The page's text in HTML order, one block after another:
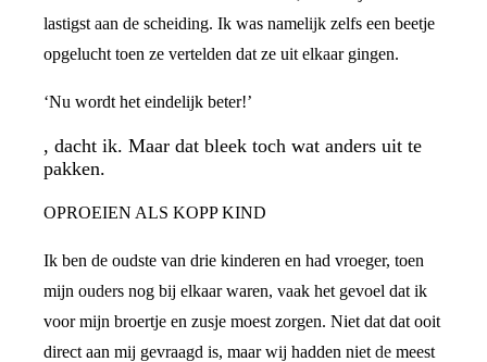
lastigst aan de scheiding. Ik was namelijk zelfs een beetje
opgelucht toen ze vertelden dat ze uit elkaar gingen.
‘Nu wordt het eindelijk beter!’
, dacht ik. Maar dat bleek toch wat anders uit te
pakken.
OPROEIEN ALS KOPP KIND
Ik ben de oudste van drie kinderen en had vroeger, toen
mijn ouders nog bij elkaar waren, vaak het gevoel dat ik
voor mijn broertje en zusje moest zorgen. Niet dat dat ooit
direct aan mij gevraagd is, maar wij hadden niet de meest